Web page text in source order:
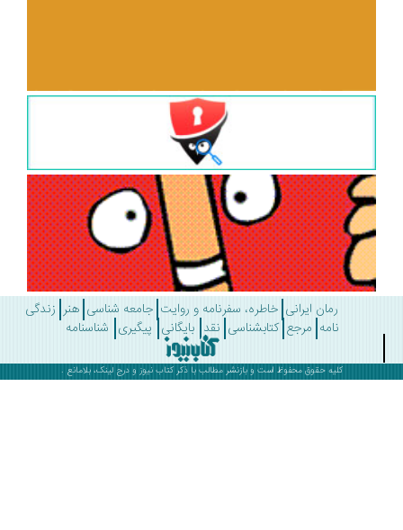
رمان ایرانی خاطره، سفرنامه و روایت جامعه شناسی هنر زندگی
مرجع کتابشناسی نقد بایگانی پیگیری شناسنامه
کلیه حقوق محفوظ است و بازنشر مطالب با ذکرکتاب نیوز و درج لینک، بلامانع .